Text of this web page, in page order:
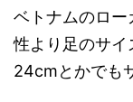
ベトナムのロ
性より足のサイ
24cmとかでも